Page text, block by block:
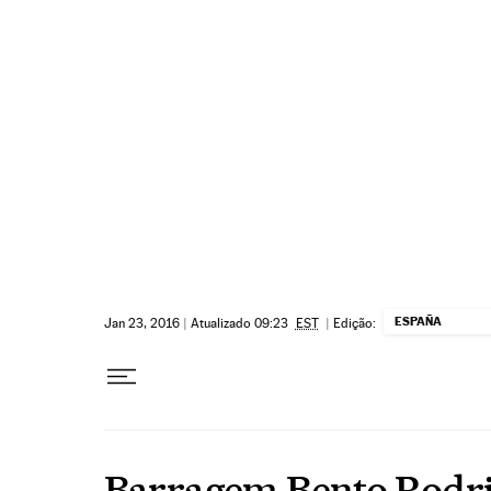
Jan 23, 2016 | Atualizado 09:23 EST | Edição: ESPAÑA